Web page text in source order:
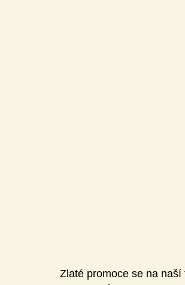
Zlaté promoce se na